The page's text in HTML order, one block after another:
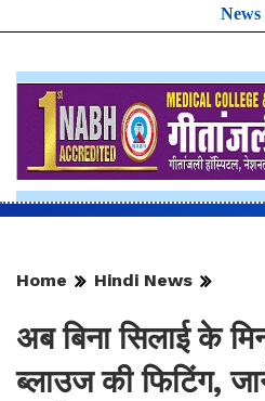
News
Home Hindi News
अब बिना सिलाई के
ब्लाउज की फिटिंग,